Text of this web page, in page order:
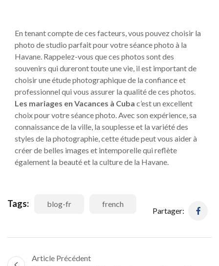
En tenant compte de ces facteurs, vous pouvez choisir la
photo de studio parfait pour votre séance photo à la
Havane. Rappelez-vous que ces photos sont des
souvenirs qui dureront toute une vie, il est important de
choisir une étude photographique de la confiance et
professionnel qui vous assurer la qualité de ces photos.
Les mariages en Vacances à Cuba c’est un excellent
choix pour votre séance photo. Avec son expérience, sa
connaissance de la ville, la souplesse et la variété des
styles de la photographie, cette étude peut vous aider à
créer de belles images et intemporelle qui reflète
également la beauté et la culture de la Havane.
Tags: blog-fr french
Partager:
Article Précédent